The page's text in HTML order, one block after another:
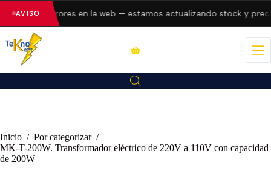
AVISO errores en la web — estamos actualizando stock y
Inicio / Por categorizar /
MK-T-200W. Transformador eléctrico de 220V a 110V con capacidad
de 200W